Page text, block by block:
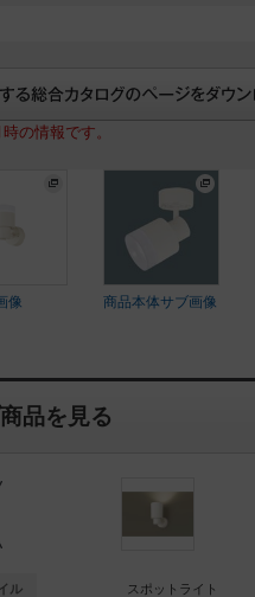
の情報です。
像 商品本体サブ画像
品を見る
ル
スポットライト